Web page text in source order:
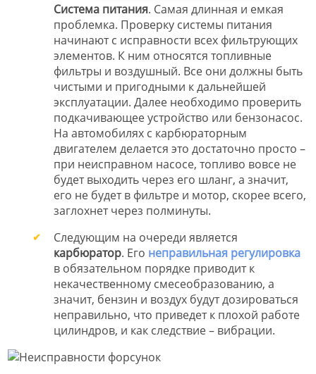
Система питания. Самая длинная и емкая
проблемка. Проверку системы питания
начинают с исправности всех фильтрующих
элементов. К ним относятся топливные
фильтры и воздушный. Все они должны быть
чистыми и пригодными к дальнейшей
эксплуатации. Далее необходимо проверить
подкачивающее устройство или бензонасос.
На автомобилях с карбюраторным
двигателем делается это достаточно просто –
при неисправном насосе, топливо вовсе не
будет выходить через его шланг, а значит,
его не будет в фильтре и мотор, скорее всего,
заглохнет через полминуты.
Следующим на очереди является
карбюратор. Его неправильная регулировка
в обязательном порядке приводит к
некачественному смесеобразованию, а
значит, бензин и воздух будут дозироваться
неправильно, что приведет к плохой работе
цилиндров, и как следствие – вибрации.